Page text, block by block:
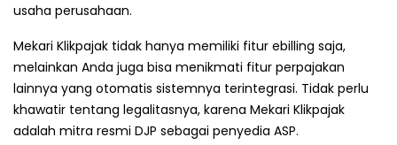
usaha perusahaan.
Mekari Klikpajak tidak hanya memiliki fitur ebilling saja,
melainkan Anda juga bisa menikmati fitur perpajakan
lainnya yang otomatis sistemnya terintegrasi. Tidak perlu
khawatir tentang legalitasnya, karena Mekari Klikpajak
adalah mitra resmi DJP sebagai penyedia ASP.